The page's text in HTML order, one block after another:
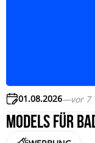
01.08.2026—vor 7
Models für